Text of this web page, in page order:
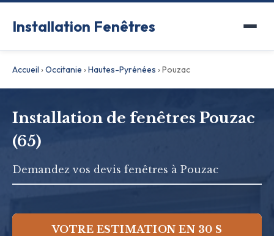
Installation Fenêtres
Accueil ›Occitanie ›Hautes-Pyrénées ›Pouzac
Installation de fenêtres Pouzac
(65)
Demandez vos devis fenêtres à Pouzac
VOTRE ESTIMATION EN 30 S